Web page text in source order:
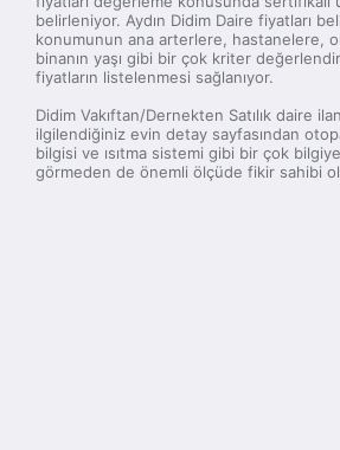
belirleniyor. Aydın Didim Daire fiyatları
konumunun ana arterlere, hastanelere,
binanın yaşı gibi bir çok kriter
fiyatların listelenmesi sağlanıyor.
Didim Vakıftan/Dernekten Satılık daire
ilgilendiğiniz evin detay sayfasından
bilgisi ve ısıtma sistemi gibi bir çok
görmeden de önemli ölçüde fikir sahibi